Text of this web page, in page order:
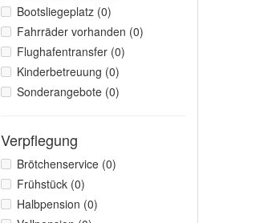
Bootsliegeplatz (0)
Fahrräder vorhanden (0)
Flughafentransfer (0)
Kinderbetreuung (0)
Sonderangebote (0)
Verpflegung
Brötchenservice (0)
Frühstück (0)
Halbpension (0)